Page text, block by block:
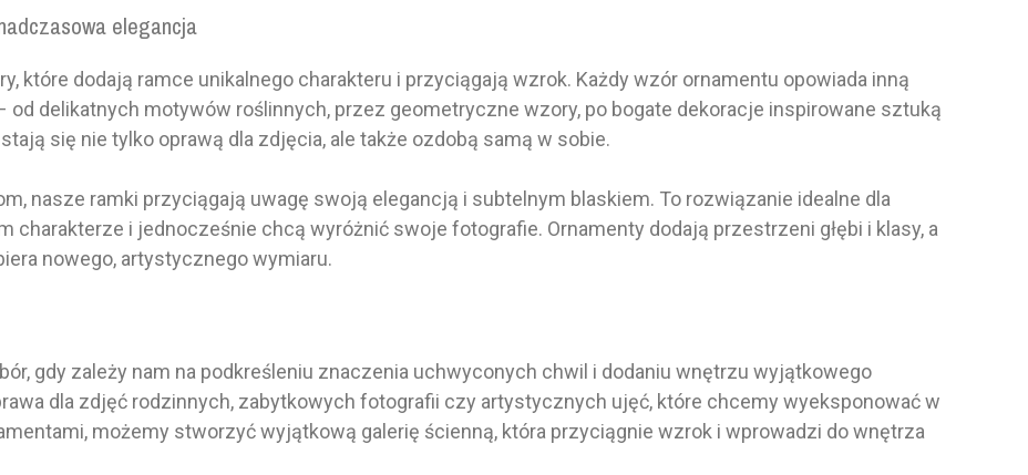
elegancja
które dodają ramce unikalnego charakteru i przyciągają wzrok. Każdy wzór ornamentu opowiada inną
delikatnych motywów roślinnych, przez geometryczne wzory, po bogate dekoracje inspirowane sztuką
się nie tylko oprawą dla zdjęcia, ale także ozdobą samą w sobie.
nasze ramki przyciągają uwagę swoją elegancją i subtelnym blaskiem. To rozwiązanie idealne dla
charakterze i jednocześnie chcą wyróżnić swoje fotografie. Ornamenty dodają przestrzeni głębi i klasy, a
nowego, artystycznego wymiaru.
gdy zależy nam na podkreśleniu znaczenia uchwyconych chwil i dodaniu wnętrzu wyjątkowego
dla zdjęć rodzinnych, zabytkowych fotografii czy artystycznych ujęć, które chcemy wyeksponować w
możemy stworzyć wyjątkową galerię ścienną, która przyciągnie wzrok i wprowadzi do wnętrza